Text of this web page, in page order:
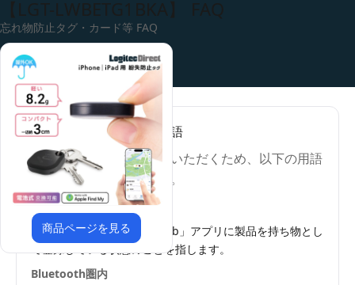
3,980円(税込)以上送料無料
【LGT-LWBETG1BKA】 FAQ
忘れ物防止タグ・カード等 FAQ
商品ページを見る
このページで使用する用語
内容をより正確にご理解いただくため、以下の用語
の意味をご確認ください。
ペアリング
「探す」アプリや「Find Hub」アプリに製品を持ち物とし
て登録している状態のことを指します。
Bluetooth圏内